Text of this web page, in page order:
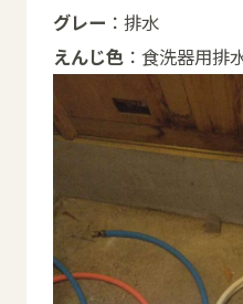
グレー ：排水
えんじ色：食洗器用排